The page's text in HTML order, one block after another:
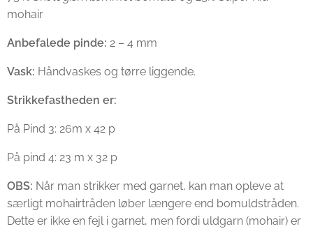
mohair
Anbefalede pinde: 2 – 4 mm
Vask: Håndvaskes og tørre liggende.
Strikkefastheden er:
På Pind 3: 26m x 42 p
På pind 4: 23 m x 32 p
OBS: Når man strikker med garnet, kan man opleve at
særligt mohairtråden løber længere end bomuldstråden.
Dette er ikke en fejl i garnet, men fordi uldgarn (mohair) er